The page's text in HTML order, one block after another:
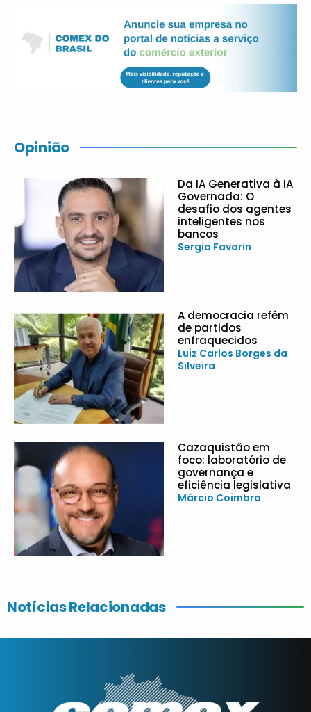
Opinião
Da IA Generativa à IA
Governada: O
desafio dos agentes
inteligentes nos
bancos
Sergio Favarin
A democracia refém
de partidos
enfraquecidos
Luiz Carlos Borges da
Silveira
Cazaquistão em
foco: laboratório de
governança e
eficiência legislativa
Márcio Coimbra
Notícias Relacionadas